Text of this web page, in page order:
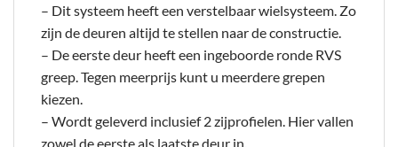
– Dit systeem heeft een verstelbaar wielsysteem. Zo
zijn de deuren altijd te stellen naar de constructie.
– De eerste deur heeft een ingeboorde ronde RVS
greep. Tegen meerprijs kunt u meerdere grepen
kiezen.
– Wordt geleverd inclusief 2 zijprofielen. Hier vallen
zowel de eerste als laatste deur in.